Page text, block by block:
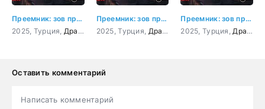
Преемник: зов предков 3 серия
2025, Турция, Драма Мелодрама
Преемник: зов предков 4 серия
2025, Турция, Драма Мелодрама
Преемник: зов предков 5 серия
2025, Турция, Драма
Оставить комментарий
Написать комментарий